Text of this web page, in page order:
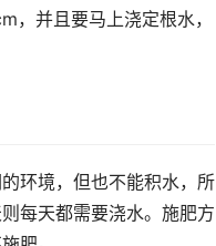
并且要马上浇定根水，
环境，但也不能积水，所
每天都需要浇水。施肥方